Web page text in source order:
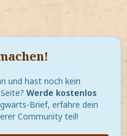
und hast noch kein
Werde kostenlos
Brief, erfahre dein
Community teil!